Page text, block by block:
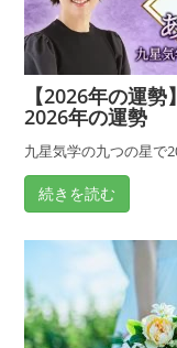
の
結
婚
は
い
つ？
ら
占
【2026年の運
2026年の運勢
九星気学の九つの星で
続きを読む